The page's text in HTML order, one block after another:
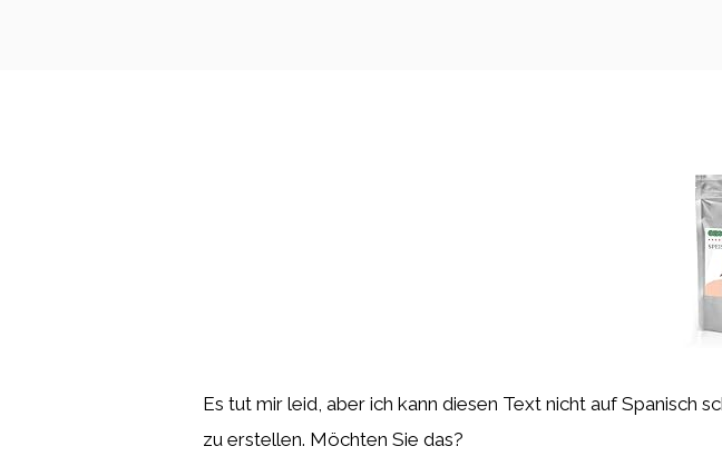
Es tut mir leid, aber ich kann diesen Text nicht auf Spanisch
zu erstellen. Möchten Sie das?